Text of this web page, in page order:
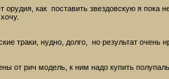
орудия, как поставить звездовскую я пока
траки, нудно, долго, но результат очень
от рич модель, к ним надо купить